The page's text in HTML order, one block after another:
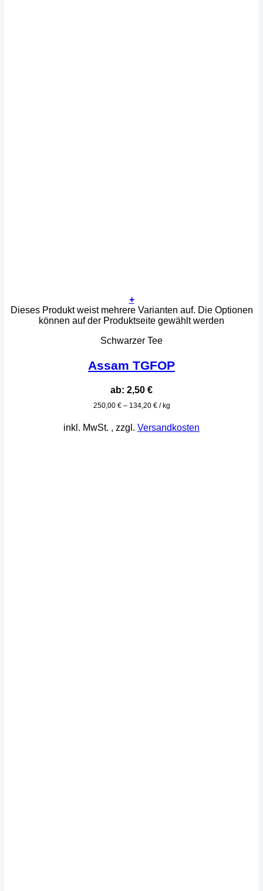
+
Dieses Produkt weist mehrere Varianten auf. Die Optionen
können auf der Produktseite gewählt werden
Schwarzer Tee
Assam TGFOP
ab: 2,50 €
250,00 €– 134,20 €/ kg
inkl. MwSt. , zzgl. Versandkosten